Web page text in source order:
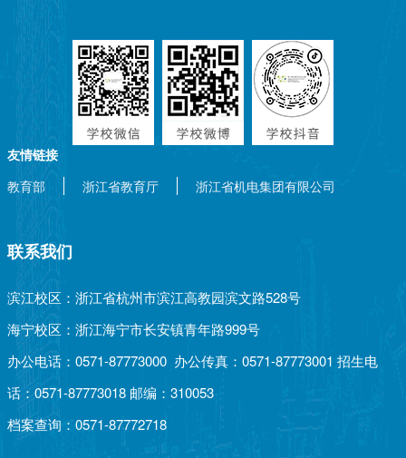
友情链接
教育部
浙江省教育厅 浙江省机电集团有限公司
联系我们
滨江校区：浙江省杭州市滨江高教园滨文路528号
海宁校区：浙江海宁市长安镇青年路999号
办公电话：0571-87773000 办公传真：0571-87773001 招生电
话：0571-87773018 邮编：310053
档案查询：0571-87772718